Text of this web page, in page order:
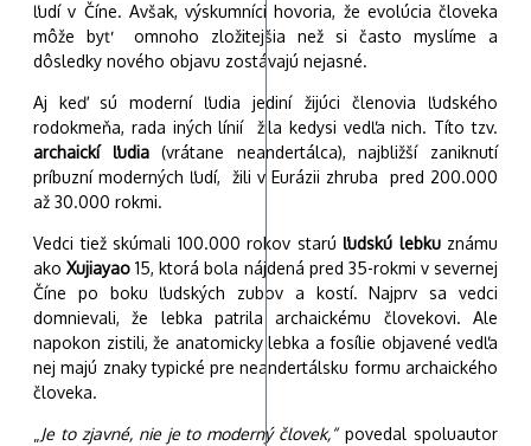
ľudí v Číne. Avšak, výskumníci hovoria, že evolúcia človeka
môže byť omnoho zložitejšia než si často myslíme a
dôsledky nového objavu zostávajú nejasné.
Aj keď sú moderní ľudia jediní žijúci členovia ľudského
rodokmeňa, rada iných línií žila kedysi vedľa nich. Títo tzv.
archaickí ľudia(vrátane neandertálca), najbližší zaniknutí
príbuzní moderných ľudí, žili v Eurázii zhruba pred 200.000
až 30.000 rokmi.
Vedci tiež skúmali 100.000 rokov starú ľudskú lebkuznámu
akoXujiayao 15, ktorá bola nájdená pred 35-rokmi v severnej
Číne po boku ľudských zubov a kostí. Najprv sa vedci
domnievali, že lebka patrila archaickému človekovi. Ale
napokon zistili, že anatomicky lebka a fosílie objavené vedľa
nej majú znaky typické pre neandertálsku formu archaického
človeka.
„Je to zjavné, nie je to moderný človek,“povedal spoluautor